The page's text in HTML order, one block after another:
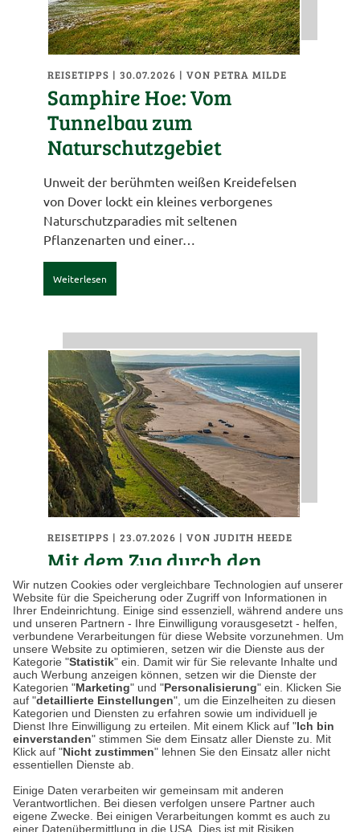
Wir nutzen Cookies oder vergleichbare Technologien auf unserer
Website für die Speicherung oder Zugriff von Informationen in
Ihrer Endeinrichtung. Einige sind essenziell, während andere uns
und unseren Partnern - Ihre Einwilligung vorausgesetzt - helfen,
verbundene Verarbeitungen für diese Website vorzunehmen. Um
unsere Website zu optimieren, setzen wir die Dienste aus der
Kategorie "Statistik" ein. Damit wir für Sie relevante Inhalte und
auch Werbung anzeigen können, setzen wir die Dienste der
Kategorien "Marketing" und "Personalisierung" ein. Klicken Sie
auf "detaillierte Einstellungen", um die Einzelheiten zu diesen
Kategorien und Diensten zu erfahren sowie um individuell je
Dienst Ihre Einwilligung zu erteilen. Mit einem Klick auf "Ich bin
einverstanden" stimmen Sie dem Einsatz aller Dienste zu. Mit
Klick auf "Nicht zustimmen" lehnen Sie den Einsatz aller nicht
essentiellen Dienste ab.
Einige Daten verarbeiten wir gemeinsam mit anderen
Verantwortlichen. Bei diesen verfolgen unsere Partner auch
eigene Zwecke. Bei einigen Verarbeitungen kommt es auch zu
einer Datenübermittlung in die USA. Dies ist mit Risiken
REISETIPPS | 30.07.2026 |VON PETRA MILDE
Samphire Hoe: Vom
Tunnelbau zum
Naturschutzgebiet
Unweit der berühmten weißen Kreidefelsen
von Dover lockt ein kleines verborgenes
Naturschutzparadies mit seltenen
Pflanzenarten und einer…
Weiterlesen
REISETIPPS | 23.07.2026 |VON JUDITH HEEDE
Mit dem Zug durch den
britischen Sommer: Die
schönsten Bahnstrecken
Großbritanniens
Großbritannien gehört zu den wenigen
Ländern, in denen die Anreise oft genauso
schön ist wie das eigentliche Reiseziel. Als im
19. Jahrhundert das…
Weiterlesen